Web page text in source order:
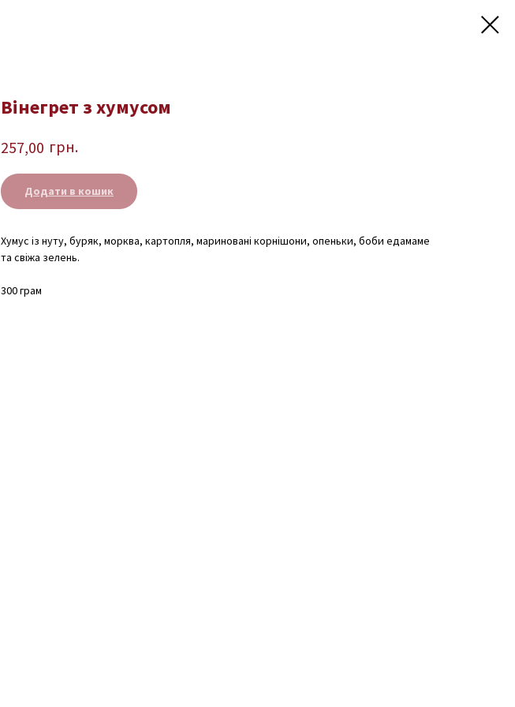
Вінегрет з хумусом
257,00 грн.
Додати в кошик
Хумус із нуту, буряк, морква, картопля, мариновані корнішони, опеньки, боби едамаме
та свіжа зелень.
300 грам